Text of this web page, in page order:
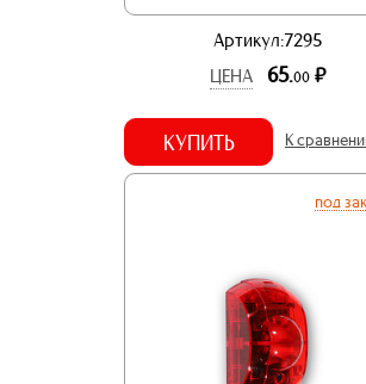
Артикул:7295
ЦЕНА
65.00 р.
КУПИТЬ К
под